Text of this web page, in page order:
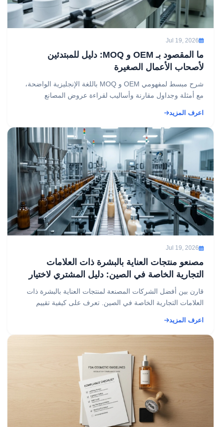
Jul 19, 2026
ما المقصود بـ OEM و MOQ: دليل للمبتدئين
لأصحاب الأعمال الصغيرة
شرح مبسط لمفهومي OEM و MOQ باللغة الإنجليزية الواضحة،
مع أمثلة وجداول مقارنة وأساليب لقراءة عروض المصانع
اعرف المزيد
Jul 19, 2026
مصنعو منتجات العناية بالبشرة ذات العلامات
التجارية الخاصة في الصين: دليل المشتري لاختيار
شركاء موثوقين في مجالي التصنيع حسب الطلب
(OEM) وتصميم وتصنيع المنتجات (ODM)
قارن بين أفضل الشركات المصنعة لمنتجات العناية بالبشرة ذات
العلامات التجارية الخاصة في الصين. تعرف على كيفية تقييم
اعرف المزيد